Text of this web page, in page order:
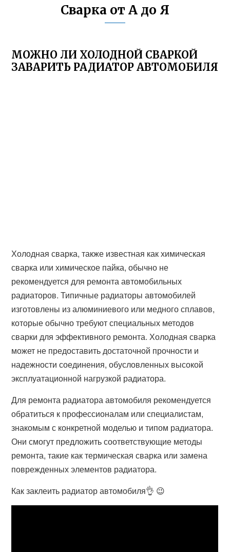
Сварка от А до Я
МОЖНО ЛИ ХОЛОДНОЙ СВАРКОЙ
ЗАВАРИТЬ РАДИАТОР АВТОМОБИЛЯ
Холодная сварка, также известная как химическая
сварка или химическое пайка, обычно не
рекомендуется для ремонта автомобильных
радиаторов. Типичные радиаторы автомобилей
изготовлены из алюминиевого или медного сплавов,
которые обычно требуют специальных методов
сварки для эффективного ремонта. Холодная сварка
может не предоставить достаточной прочности и
надежности соединения, обусловленных высокой
эксплуатационной нагрузкой радиатора.
Для ремонта радиатора автомобиля рекомендуется
обратиться к профессионалам или специалистам,
знакомым с конкретной моделью и типом радиатора.
Они смогут предложить соответствующие методы
ремонта, такие как термическая сварка или замена
поврежденных элементов радиатора.
Как заклеить радиатор автомобиля👌 😉